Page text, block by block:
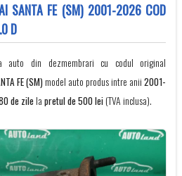
SANTA FE (SM) 2001-2026 COD
D
auto din dezmembrari cu codul original
FE (SM)model auto produs intre anii2001-
de zile la pretul de 500 lei(TVA inclusa).